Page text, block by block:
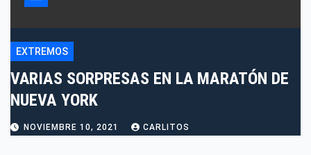
EXTREMOS
VARIAS SORPRESAS EN LA MARATÓN DE
NUEVA YORK
NOVIEMBRE 10, 2021 CARLITOS